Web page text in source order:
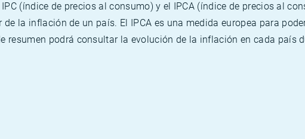
(índice de precios al consumo) y el IPCA (índice de precios al
la inflación de un país. El IPCA es una medida europea para
resumen podrá consultar la evolución de la inflación en cada país